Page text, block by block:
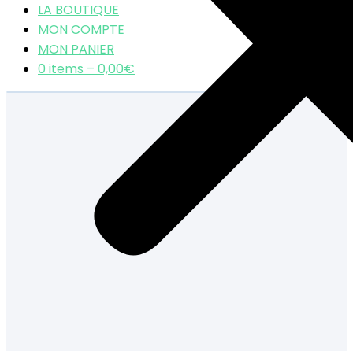
LA BOUTIQUE
MON COMPTE
MON PANIER
0 items – 0,00€